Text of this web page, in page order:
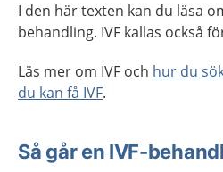
I den här texten kan du läsa
behandling. IVF kallas också
Läs mer om IVF och hur du
du kan få IVF.
Så går en IVF-